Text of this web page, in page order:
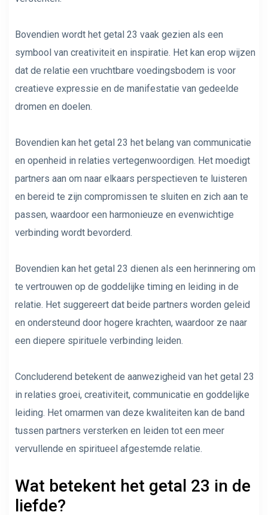
Bovendien wordt het getal 23 vaak gezien als een
symbool van creativiteit en inspiratie. Het kan erop wijzen
dat de relatie een vruchtbare voedingsbodem is voor
creatieve expressie en de manifestatie van gedeelde
dromen en doelen.
Bovendien kan het getal 23 het belang van communicatie
en openheid in relaties vertegenwoordigen. Het moedigt
partners aan om naar elkaars perspectieven te luisteren
en bereid te zijn compromissen te sluiten en zich aan te
passen, waardoor een harmonieuze en evenwichtige
verbinding wordt bevorderd.
Bovendien kan het getal 23 dienen als een herinnering om
te vertrouwen op de goddelijke timing en leiding in de
relatie. Het suggereert dat beide partners worden geleid
en ondersteund door hogere krachten, waardoor ze naar
een diepere spirituele verbinding leiden.
Concluderend betekent de aanwezigheid van het getal 23
in relaties groei, creativiteit, communicatie en goddelijke
leiding. Het omarmen van deze kwaliteiten kan de band
tussen partners versterken en leiden tot een meer
vervullende en spiritueel afgestemde relatie.
Wat betekent het getal 23 in de
liefde?